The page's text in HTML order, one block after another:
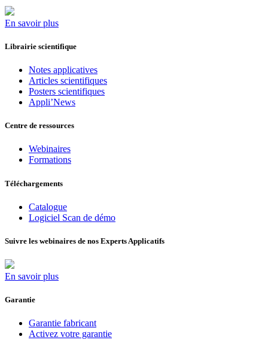
En savoir plus
Librairie scientifique
Notes applicatives
Articles scientifiques
Posters scientifiques
Appli’News
Centre de ressources
Webinaires
Formations
Téléchargements
Catalogue
Logiciel Scan de démo
Suivre les webinaires de nos Experts Applicatifs
En savoir plus
Garantie
Garantie fabricant
Activez votre garantie